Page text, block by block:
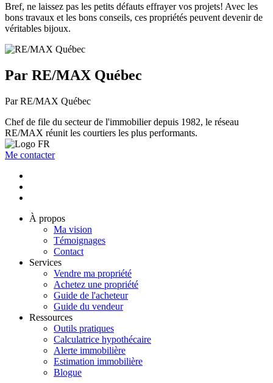
Bref, ne laissez pas les petits défauts effrayer vos projets! Avec les
bons travaux et les bons conseils, ces propriétés peuvent devenir de
véritables bijoux.
Par RE/MAX Québec
Par RE/MAX Québec
Chef de file du secteur de l'immobilier depuis 1982, le réseau
RE/MAX réunit les courtiers les plus performants.
Me contacter
À propos
Ma vision
Témoignages
Contact
Services
Vendre ma propriété
Achetez une propriété
Guide de l'acheteur
Guide du vendeur
Ressources
Outils pratiques
Calculatrice hypothécaire
Alerte immobilière
Estimation immobilière
Blogue